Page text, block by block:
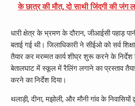
के छात्र की मौत, दो साथी जिंदगी की जंग
धारी क्षेत्र के भ्रमण के दौरान, जीआईसी पहाड़
बताई गई थी। जिलाधिकारी ने सीईओ को सर्व
तैयार कर मरम्मत कार्य शीघ्र शुरू करने के निर्देश
बेतालघाट में स्कूल में रैलिंग लगाने का प्रस्ताव
करने का निर्देश दिया।
थलाड़ी, दीना, मझोली, और मौनी गांव के निवासियों